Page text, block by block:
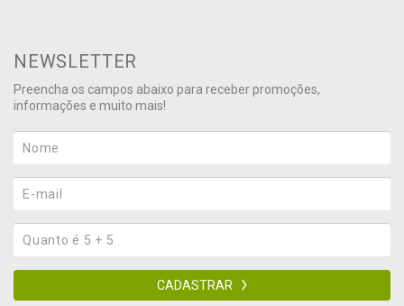
NEWSLETTER
Preencha os campos abaixo para receber promoções,
informações e muito mais!
CADASTRAR